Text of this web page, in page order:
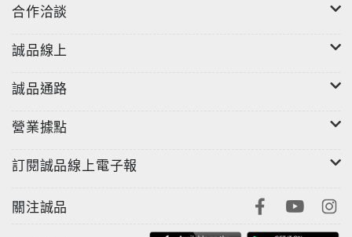
合作洽談
誠品線上
誠品通路
營業據點
訂閱誠品線上電子報
關注誠品